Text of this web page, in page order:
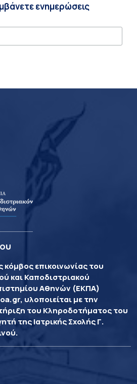
ενημερώσεις
κόμβος επικοινωνίας του
και Καποδιστριακού
Αθηνών (ΕΚΠΑ)
υλοποιείται με την
του Κληροδοτήματος του
της Ιατρικής Σχολής Γ.